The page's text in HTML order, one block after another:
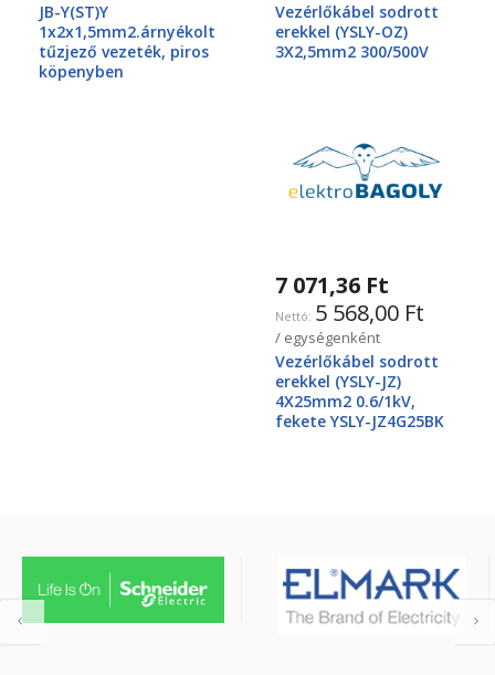
JB-Y(ST)Y
1x2x1,5mm2.árnyékolt
tűzjező vezeték, piros
köpenyben
Vezérlőkábel sodrott
erekkel (YSLY-OZ)
3X2,5mm2 300/500V
7 071,36 Ft
5 568,00 Ft
/ egységenként
Vezérlőkábel sodrott
erekkel (YSLY-JZ)
4X25mm2 0.6/1kV,
fekete YSLY-JZ4G25BK